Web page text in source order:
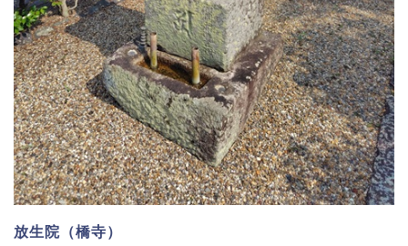
放生院（橋寺）